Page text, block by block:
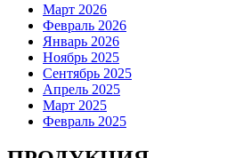
Март 2026
Февраль 2026
Январь 2026
Ноябрь 2025
Сентябрь 2025
Апрель 2025
Март 2025
Февраль 2025